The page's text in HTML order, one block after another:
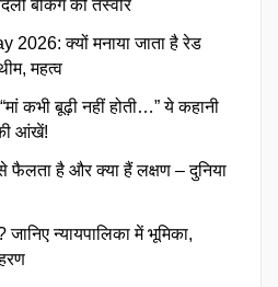
बैंकिंग की तस्वीर
क्यों मनाया जाता है रेड
महत्व
कभी बूढ़ी नहीं होती…” ये कहानी
आंखें!
है और क्या हैं लक्षण – दुनिया
जानिए न्यायपालिका में भूमिका,